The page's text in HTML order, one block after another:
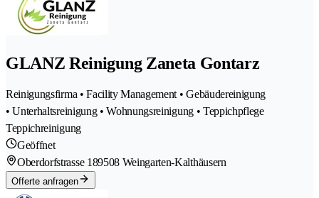
GLANZ Reinigung Zaneta Gontarz
Reinigungsfirma • Facility Management • Gebäudereinigung
• Unterhaltsreinigung • Wohnungsreinigung • Teppichpflege
Teppichreinigung
Geöffnet
Oberdorfstrasse 189508 Weingarten-Kalthäusern
Offerte anfragen